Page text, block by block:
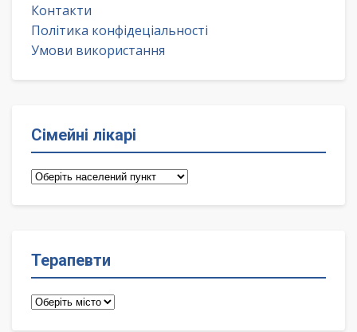
Контакти
Політика конфідеціальності
Умови використання
Сімейні лікарі
Сімейні
Терапевти
Терапевти